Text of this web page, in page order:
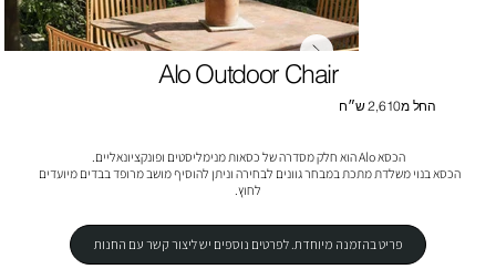
Alo Outdoor Chair
החל מ2,610 ש״ח
לחוץ.
פריט בהזמנה מיוחדת. לפרטים נוספים יש ליצור קשר עם החנות